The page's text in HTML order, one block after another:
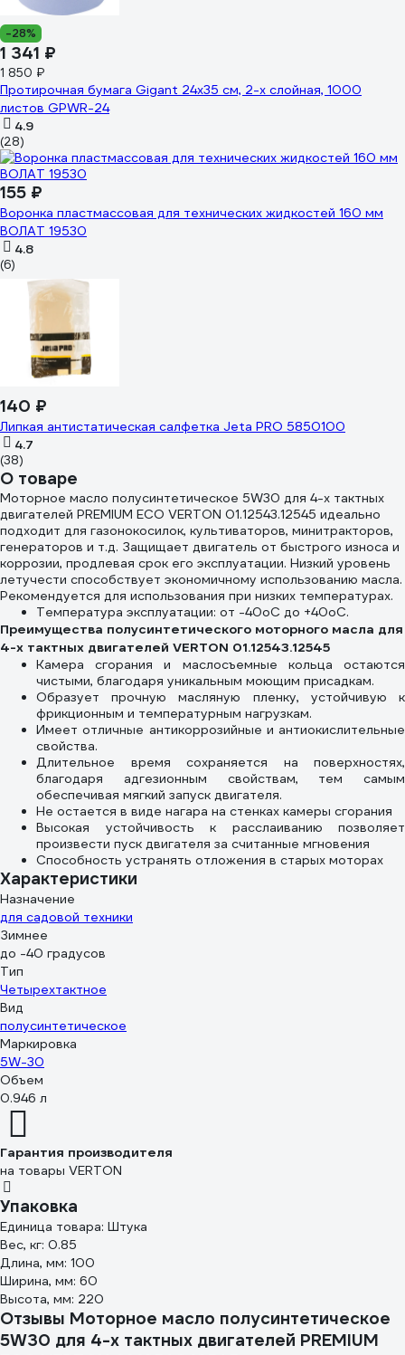
-28%
1 341 ₽
1 850 ₽
Протирочная бумага Gigant 24x35 см, 2-х слойная, 1000
листов GPWR-24
4.9
(28)
155 ₽
Воронка пластмассовая для технических жидкостей 160 мм
ВОЛАТ 19530
4.8
(6)
140 ₽
Липкая антистатическая салфетка Jeta PRO 5850100
4.7
(38)
О товаре
Моторное масло полусинтетическое 5W30 для 4-х тактных
двигателей PREMIUM ECO VERTON 01.12543.12545 идеально
подходит для газонокосилок, культиваторов, минитракторов,
генераторов и т.д. Защищает двигатель от быстрого износа и
коррозии, продлевая срок его эксплуатации. Низкий уровень
летучести способствует экономичному использованию масла.
Рекомендуется для использования при низких температурах.
Температура эксплуатации: от -40оС до +40оС.
Преимущества полусинтетического моторного масла для
4-х тактных двигателей VERTON 01.12543.12545
Камера сгорания и маслосъемные кольца остаются
чистыми, благодаря уникальным моющим присадкам.
Образует прочную масляную пленку, устойчивую к
фрикционным и температурным нагрузкам.
Имеет отличные антикоррозийные и антиокислительные
свойства.
Длительное время сохраняется на поверхностях,
благодаря адгезионным свойствам, тем самым
обеспечивая мягкий запуск двигателя.
Не остается в виде нагара на стенках камеры сгорания
Высокая устойчивость к расслаиванию позволяет
произвести пуск двигателя за считанные мгновения
Способность устранять отложения в старых моторах
Характеристики
Назначение
для садовой техники
Зимнее
до -40 градусов
Тип
Четырехтактное
Вид
полусинтетическое
Маркировка
5W-30
Объем
0.946 л
Гарантия производителя
на товары VERTON
Упаковка
Единица товара: Штука
Вес, кг: 0.85
Длина, мм: 100
Ширина, мм: 60
Высота, мм: 220
Отзывы Моторное масло полусинтетическое
5W30 для 4-х тактных двигателей PREMIUM